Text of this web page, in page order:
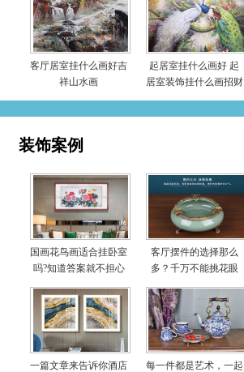
客厅居室挂什么画好吉
祥山水画
起居室挂什么画好 起
居室装饰挂什么画招财
装饰案例
国画花鸟画适合挂卧室
吗?知道答案就不担心
客厅摆件的选择那么
多？千万不能挑花眼
一篇文章来告诉你酒店
每一件都是艺术，一起